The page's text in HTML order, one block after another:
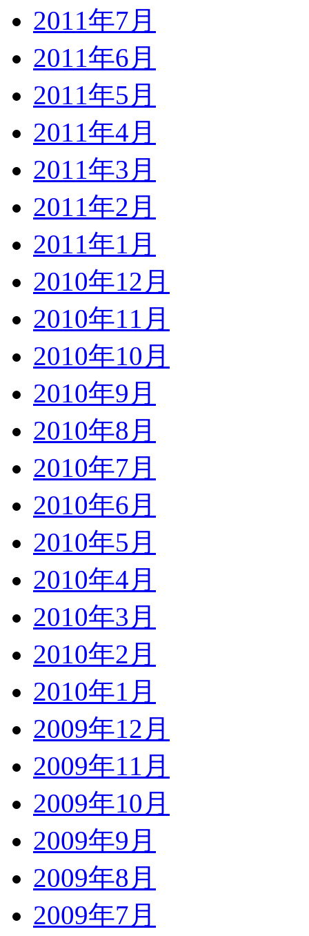
2011年7月
2011年6月
2011年5月
2011年4月
2011年3月
2011年2月
2011年1月
2010年12月
2010年11月
2010年10月
2010年9月
2010年8月
2010年7月
2010年6月
2010年5月
2010年4月
2010年3月
2010年2月
2010年1月
2009年12月
2009年11月
2009年10月
2009年9月
2009年8月
2009年7月